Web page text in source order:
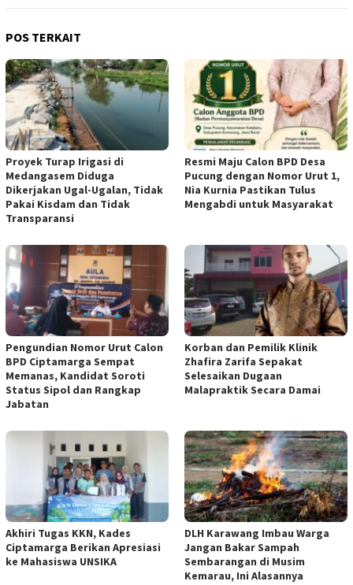
POS TERKAIT
Proyek Turap Irigasi di
Medangasem Diduga
Dikerjakan Ugal-Ugalan, Tidak
Pakai Kisdam dan Tidak
Transparansi
Resmi Maju Calon BPD Desa
Pucung dengan Nomor Urut 1,
Nia Kurnia Pastikan Tulus
Mengabdi untuk Masyarakat
Pengundian Nomor Urut Calon
BPD Ciptamarga Sempat
Memanas, Kandidat Soroti
Status Sipol dan Rangkap
Jabatan
Korban dan Pemilik Klinik
Zhafira Zarifa Sepakat
Selesaikan Dugaan
Malapraktik Secara Damai
Akhiri Tugas KKN, Kades
Ciptamarga Berikan Apresiasi
ke Mahasiswa UNSIKA
DLH Karawang Imbau Warga
Jangan Bakar Sampah
Sembarangan di Musim
Kemarau, Ini Alasannya